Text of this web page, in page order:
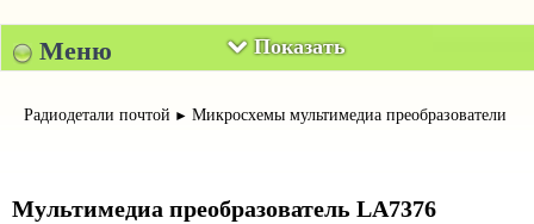
Показать
Меню
Радиодетали почтой ► Микросхемы мультимедиа преобразователи
Мультимедиа преобразователь LA7376